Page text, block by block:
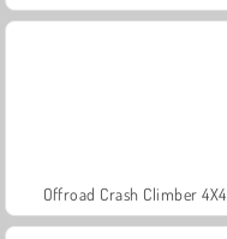
Offroad Crash Climber 4X4